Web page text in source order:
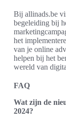
Bij allinads.be
begeleiding bij
het
van je online
helpen bij het
wereld van
FAQ
Wat zijn de
2024?